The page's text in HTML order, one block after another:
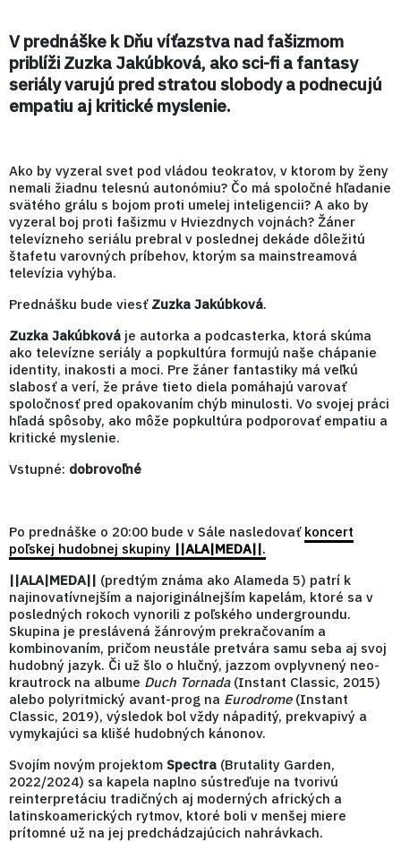
V prednáške k Dňu víťazstva nad fašizmom
priblíži Zuzka Jakúbková, ako sci-fi a fantasy
seriály varujú pred stratou slobody a podnecujú
empatiu aj kritické myslenie.
Ako by vyzeral svet pod vládou teokratov, v ktorom by ženy
nemali žiadnu telesnú autonómiu? Čo má spoločné hľadanie
svätého grálu s bojom proti umelej inteligencii? A ako by
vyzeral boj proti fašizmu v Hviezdnych vojnách? Žáner
televízneho seriálu prebral v poslednej dekáde dôležitú
štafetu varovných príbehov, ktorým sa mainstreamová
televízia vyhýba.
Prednášku bude viesť Zuzka Jakúbková.
Zuzka Jakúbková je autorka a podcasterka, ktorá skúma
ako televízne seriály a popkultúra formujú naše chápanie
identity, inakosti a moci. Pre žáner fantastiky má veľkú
slabosť a verí, že práve tieto diela pomáhajú varovať
spoločnosť pred opakovaním chýb minulosti. Vo svojej práci
hľadá spôsoby, ako môže popkultúra podporovať empatiu a
kritické myslenie.
Vstupné: dobrovoľné
Po prednáške o 20:00 bude v Sále nasledovať koncert
poľskej hudobnej skupiny ||ALA|MEDA||.
||ALA|MEDA|| (predtým známa ako Alameda 5) patrí k
najinovatívnejším a najoriginálnejším kapelám, ktoré sa v
posledných rokoch vynorili z poľského undergroundu.
Skupina je preslávená žánrovým prekračovaním a
kombinovaním, pričom neustále pretvára samu seba aj svoj
hudobný jazyk. Či už šlo o hlučný, jazzom ovplyvnený neo-
krautrock na albume Duch Tornada(Instant Classic, 2015)
alebo polyritmický avant-prog na Eurodrome(Instant
Classic, 2019), výsledok bol vždy nápaditý, prekvapivý a
vymykajúci sa klišé hudobných kánonov.
Svojím novým projektom Spectra (Brutality Garden,
2022/2024) sa kapela naplno sústreďuje na tvorivú
reinterpretáciu tradičných aj moderných afrických a
latinskoamerických rytmov, ktoré boli v menšej miere
prítomné už na jej predchádzajúcich nahrávkach.